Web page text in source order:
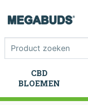
CBD
BLOEMEN
CBD
BLOEMEN